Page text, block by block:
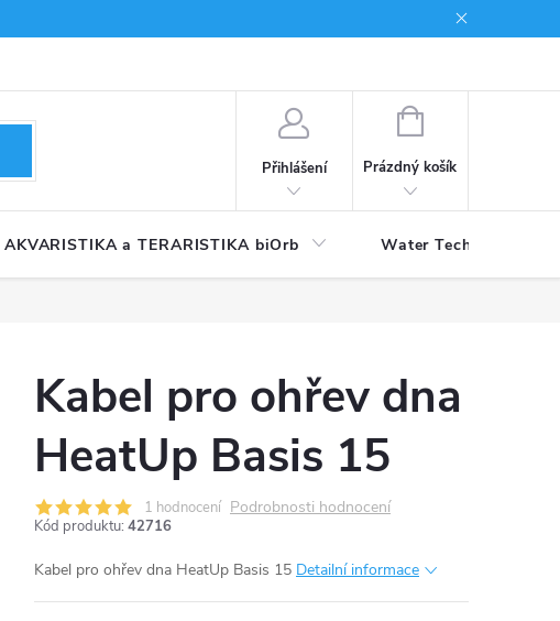
Přihlášení
NÁKUPNÍ
Prázdný košík
AKVARISTIKA a TERARISTIKA biOrb Water Technology
Kabel pro ohřev dna
HeatUp Basis 15
1 hodnocení Podrobnosti hodnocení
Kód produktu: 42716
Kabel pro ohřev dna HeatUp Basis 15 Detailní informace